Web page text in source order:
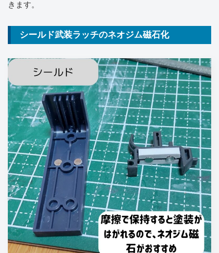
きます。
シールド武装ラッチのネオジム磁石化